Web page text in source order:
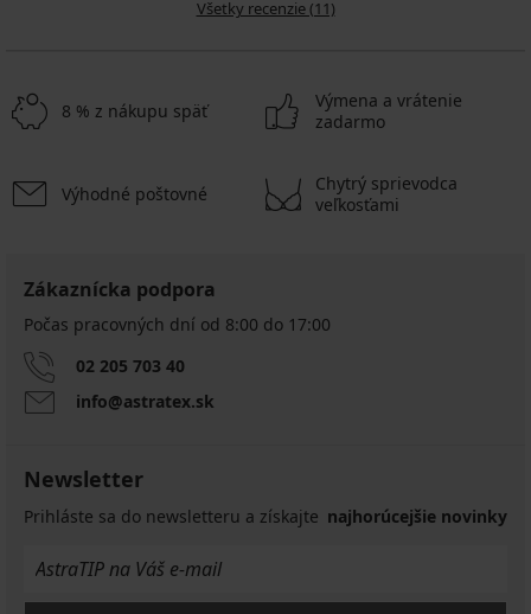
Všetky recenzie (11)
8 % z nákupu späť
Výmena a vrátenie
zadarmo
Výhodné poštovné
Chytrý sprievodca
veľkosťami
Zákaznícka podpora
Počas pracovných dní od 8:00 do 17:00
02 205 703 40
info@astratex.sk
Newsletter
Prihláste sa do newsletteru a získajte najhorúcejšie novinky